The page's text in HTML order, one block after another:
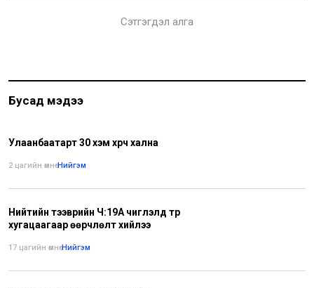
Сэтгэгдэл алга
Бусад мэдээ
Улаанбаатарт 30 хэм хүрч хална
2 цагийн өмнө•Нийгэм
Нийтийн тээврийн Ч:19А чиглэлд түр
хугацаагаар өөрчлөлт хийлээ
17 цагийн өмнө•Нийгэм